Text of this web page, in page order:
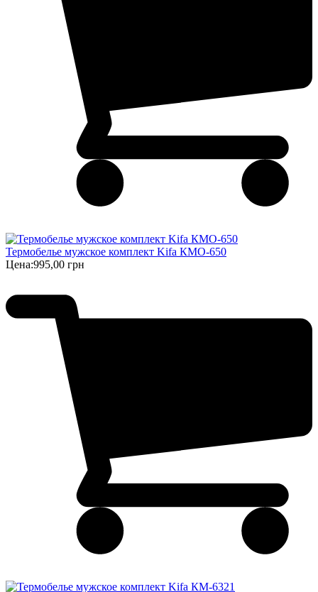
Термобелье мужское комплект Kifa КМО-650
Цена:995,00 грн